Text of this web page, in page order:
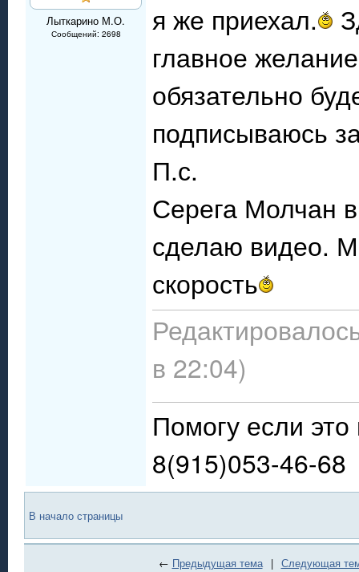
Лыткарино М.О.
Сообщений: 2698
я же приехал.
главное
обязательно
подписываюсь
П.с.
Серега Молчан в
сделаю видео.
скорость
в 22:04)
Помогу если
8(915)053-46-68
В начало страницы
← Предыдущая тема | Следующая